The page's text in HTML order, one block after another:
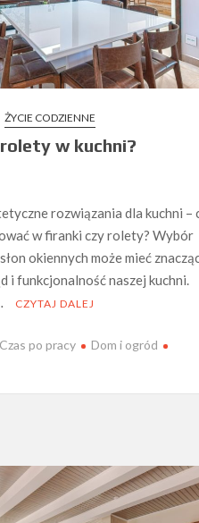
ŻYCIE CODZIENNE
w kuchni?
rozwiązania dla kuchni –
w firanki czy rolety? Wybór
okiennych może mieć
i funkcjonalność naszej kuchni.
CZYTAJ DALEJ
Czas po pracy
Dom i ogród